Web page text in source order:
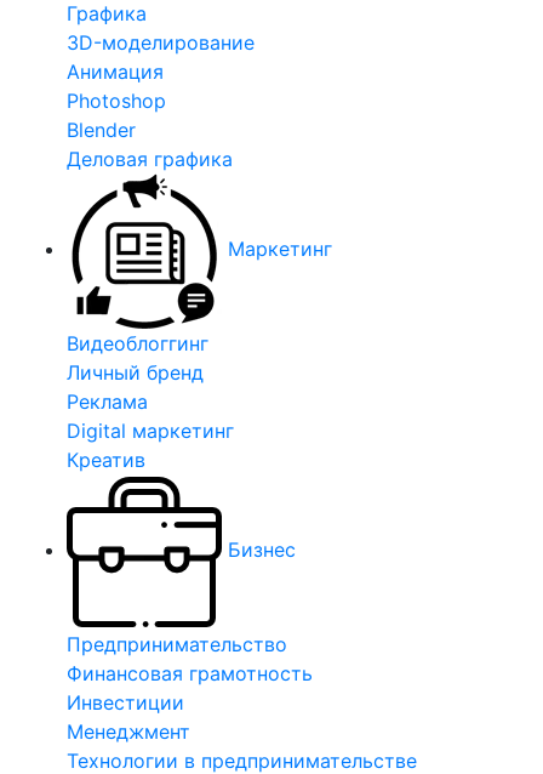
Графика
3D-моделирование
Анимация
Photoshop
Blender
Деловая графика
Маркетинг
Видеоблоггинг
Личный бренд
Реклама
Digital маркетинг
Креатив
Бизнес
Предпринимательство
Финансовая грамотность
Инвестиции
Менеджмент
Технологии в предпринимательстве